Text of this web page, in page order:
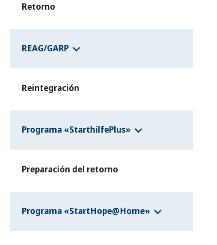
Retorno
REAG/GARP
Reintegración
Programa «StarthilfePlus»
Preparación del retorno
Programa «StartHope@Home»